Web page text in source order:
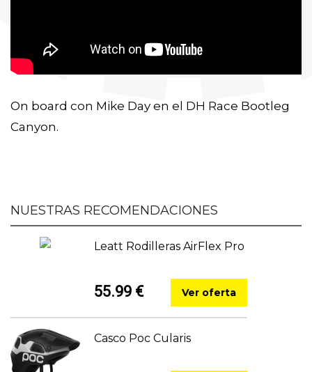
On board con Mike Day en el DH Race Bootleg
Canyon.
NUESTRAS RECOMENDACIONES
Leatt Rodilleras AirFlex Pro
55.99 € Ver oferta
Casco Poc Cularis